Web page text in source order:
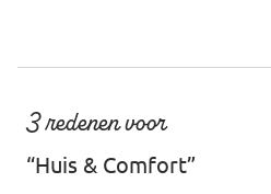
3 redenen voor
“Huis & Comfort”